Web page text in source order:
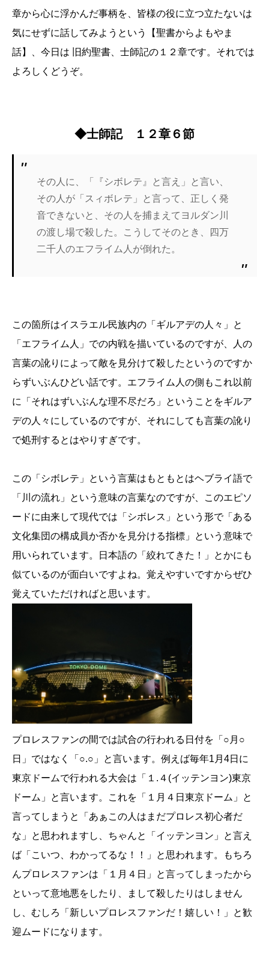
章から心に浮かんだ事柄を、皆様の役に立つ立たないは
気にせずに話してみようという【聖書からよもやま
話】、今日は 旧約聖書、士師記の１２章です。それでは
よろしくどうぞ。
◆士師記 １２章６節
その人に、「『シボレテ』と言え」と言い、
その人が「スィボレテ」と言って、正しく発
音できないと、その人を捕まえてヨルダン川
の渡し場で殺した。こうしてそのとき、四万
二千人のエフライム人が倒れた。
この箇所はイスラエル民族内の「ギルアデの人々」と
「エフライム人」での内戦を描いているのですが、人の
言葉の訛りによって敵を見分けて殺したというのですか
らずいぶんひどい話です。エフライム人の側もこれ以前
に「それはずいぶんな理不尽だろ」ということをギルア
デの人々にしているのですが、それにしても言葉の訛り
で処刑するとはやりすぎです。
この「シボレテ」という言葉はもともとはヘブライ語で
「川の流れ」という意味の言葉なのですが、このエピソ
ードに由来して現代では「シボレス」という形で「ある
文化集団の構成員か否かを見分ける指標」という意味で
用いられています。日本語の「絞れてきた！」とかにも
似ているのが面白いですよね。覚えやすいですからぜひ
覚えていただければと思います。
プロレスファンの間では試合の行われる日付を「○月○
日」ではなく「○.○」と言います。例えば毎年1月4日に
東京ドームで行われる大会は「１.４(イッテンヨン)東京
ドーム」と言います。これを「１月４日東京ドーム」と
言ってしまうと「あぁこの人はまだプロレス初心者だ
な」と思われますし、ちゃんと「イッテンヨン」と言え
ば「こいつ、わかってるな！！」と思われます。もちろ
んプロレスファンは「１月４日」と言ってしまったから
といって意地悪をしたり、まして殺したりはしません
し、むしろ「新しいプロレスファンだ！嬉しい！」と歓
迎ムードになります。